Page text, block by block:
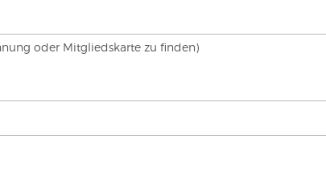
oder Mitgliedskarte zu finden)